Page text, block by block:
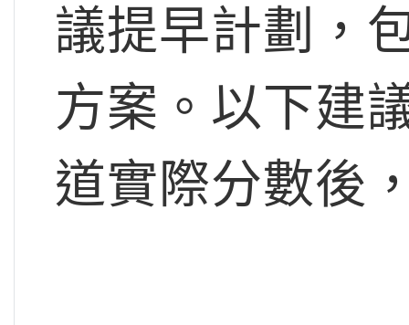
議提早計劃，
方案。以下建
道實際分數後